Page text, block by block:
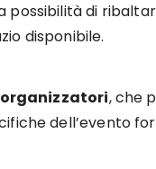
di
disponibile.
, che
dell’evento